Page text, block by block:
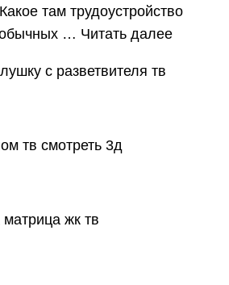
там трудоустройство
… Читать далее
с разветвителя тв
тв смотреть 3д
матрица жк тв